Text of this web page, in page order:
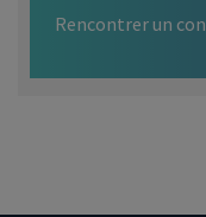
Rencontrer un